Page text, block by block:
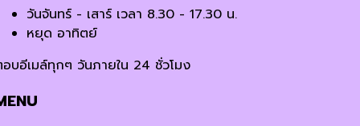
วันจันทร์ - เสาร์ เวลา 8.30 - 17.30 น.
หยุด อาทิตย์
บอีเมล์ทุกๆ วันภายใน 24 ชั่วโมง